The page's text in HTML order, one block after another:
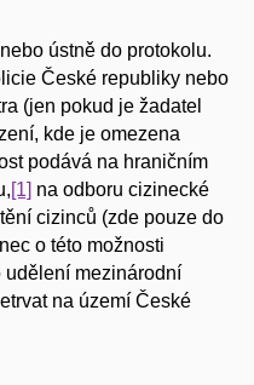
ústně do protokolu.
České republiky nebo
(jen pokud je žadatel
kde je omezena
podává na hraničním
[1] na odboru cizinecké
cizinců (zde pouze do
o této možnosti
udělení mezinárodní
na území České